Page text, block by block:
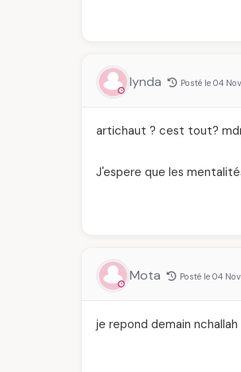
lynda Posté le 04
artichaut ? cest tout?
J'espere que les
Mota Posté le 04
je repond demain